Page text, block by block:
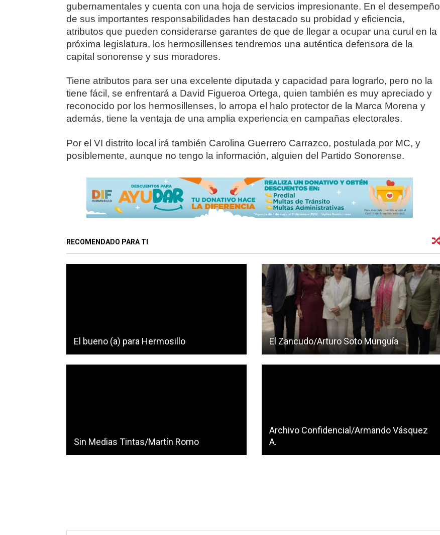
gubernamentales y cuenta con una hoja de servicios impresionante. En el desempeño
de sus importantes responsabilidades han destacado su probidad y eficiencia,
atributos que pueden considerarse garantes de que de llegar a ocupar una curul en la
próxima legislatura, los hermosillenses tendremos una auténtica defensora de la
capital sonorense y sus moradores.
Tiene atributos para ser una excelente diputada y capacidad para lograrlo, pero no la
tiene fácil, se enfrentará a David Figueroa Ortega, quien también es muy apreciado y
reconocido por los hermosillenses, lo arropa el halo protector de la Marca Morena y
además, tiene la ventaja de una amplia experiencia en campañas electorales.
Por el VI distrito local irá también Carolina Guerrero Carrazco, postulada por MC, y
posiblemente, aunque no tengo la información, alguien del Partido Sonorense.
RECOMENDADO PARA TI
El bueno (a) para Hermosillo El Zancudo/Arturo Soto Munguía
Sin Medias Tintas/Martín Romo
Archivo Confidencial/Armando Vásquez
A.